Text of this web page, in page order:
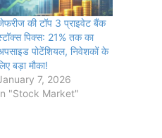
की टॉप 3 प्राइवेट बैंक
पिक्स: 21% तक का
पोटेंशियल, निवेशकों के
बड़ा मौका!
7, 2026
"Stock Market"